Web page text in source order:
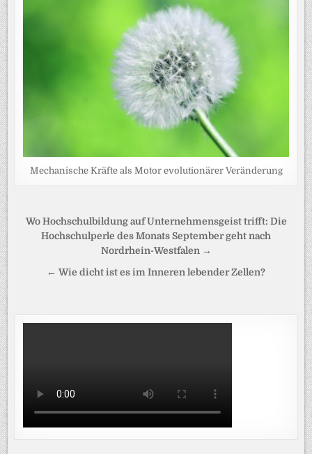
Mechanische Kräfte als Motor evolutionärer Veränderung
Beitragsnavigation
Wo Hochschulbildung auf Unternehmensgeist trifft: Die
Hochschulperle des Monats September geht nach
Nordrhein-Westfalen →
← Wie dicht ist es im Inneren lebender Zellen?